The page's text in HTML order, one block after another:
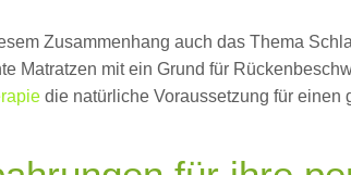
Zusammenhang auch das Thema
Matratzen mit ein Grund für
die natürliche Voraussetzung für einen